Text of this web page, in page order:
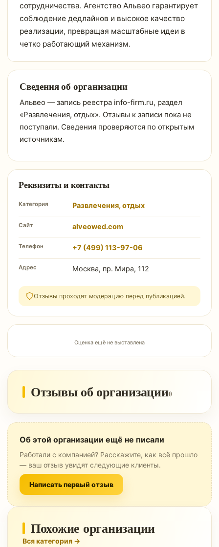
сотрудничества. Агентство Альвео гарантирует
соблюдение дедлайнов и высокое качество
реализации, превращая масштабные идеи в
четко работающий механизм.
Сведения об организации
Альвео — запись реестра info-firm.ru, раздел
«Развлечения, отдых». Отзывы к записи пока не
поступали. Сведения проверяются по открытым
источникам.
Реквизиты и контакты
Категория Развлечения, отдых
Сайт alveowed.com
Телефон +7 (499) 113-97-06
Адрес Москва, пр. Мира, 112
Отзывы проходят модерацию перед публикацией.
Оценка ещё не выставлена
Отзывы об организации0
Об этой организации ещё не писали
Работали с компанией? Расскажите, как всё прошло
— ваш отзыв увидят следующие клиенты.
Написать первый отзыв
Похожие организации
Вся категория →